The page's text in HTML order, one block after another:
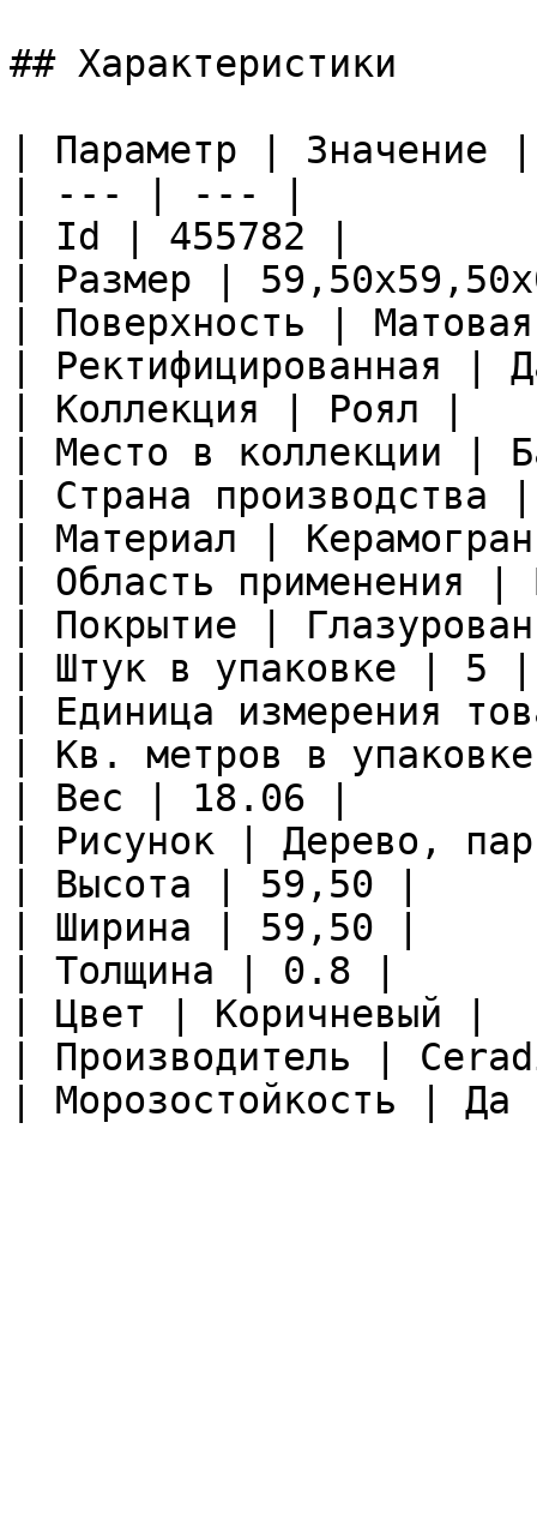
## Характеристики
| Параметр | Значение |
| --- | --- |
| Id | 455782 |
| Размер |
| Поверхность |
| Ректифицированная |
| Коллекция | Роял |
| Место в коллекции |
| Страна
| Материал |
| Область применения
| Покрытие |
| Штук в упаковке | 5 |
| Единица измерения
| Кв. метров в
| Вес | 18.06 |
| Рисунок | Дерево,
| Высота | 59,50 |
| Ширина | 59,50 |
| Толщина | 0.8 |
| Цвет | Коричневый |
| Производитель |
| Морозостойкость |